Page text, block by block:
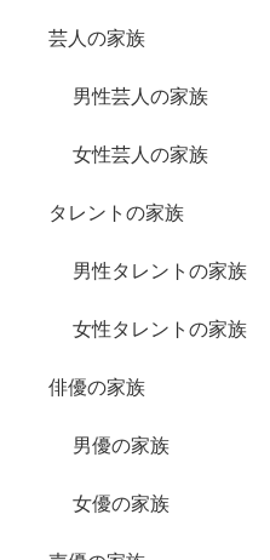
芸人の家族
男性芸人の家族
女性芸人の家族
タレントの家族
男性タレントの家族
女性タレントの家族
俳優の家族
男優の家族
女優の家族